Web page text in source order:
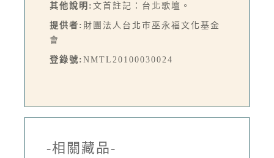
其他說明: 文首註記：台北歌壇。
提供者: 財團法人台北市巫永福文化基金
會
登錄號: NMTL20100030024
-相關藏品-